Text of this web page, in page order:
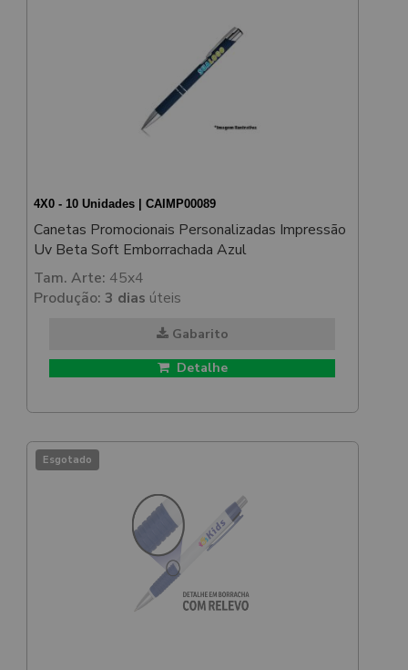
4X0 - 10 Unidades | CAIMP00089
Canetas Promocionais Personalizadas Impressão
Uv Beta Soft Emborrachada Azul
Tam. Arte: 45x4
Produção: 3 dias úteis
Gabarito
Detalhe
Esgotado